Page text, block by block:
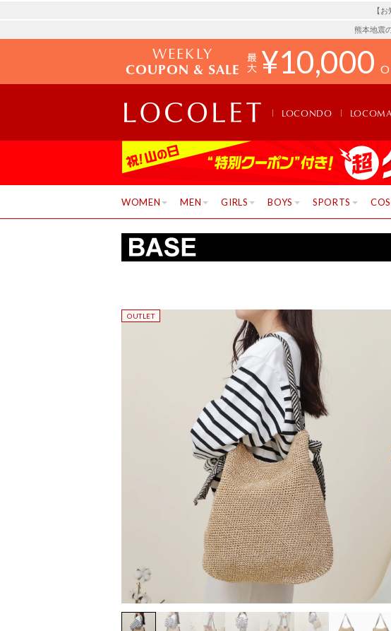
【
熊本地震
WEEKLY
COUPON & SALE ¥10,000
LOCONDO
WOMEN MEN GIRLS BOYS SPORTS